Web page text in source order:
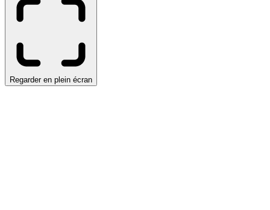
Regarder en plein écran